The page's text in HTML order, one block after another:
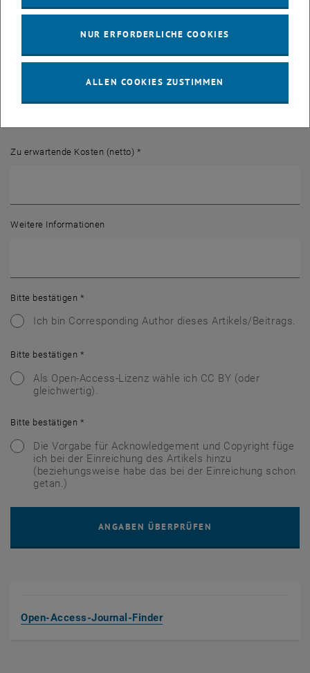
Zu erwartende Kosten (netto) *
Weitere Informationen
Bitte bestätigen *
Ich bin Corresponding Author dieses Artikels/Beitrags.
Bitte bestätigen *
Als Open-Access-Lizenz wähle ich CC BY (oder
gleichwertig).
Bitte bestätigen *
Die Vorgabe für Acknowledgement und Copyright füge
ich bei der Einreichung des Artikels hinzu
(beziehungsweise habe das bei der Einreichung schon
getan.)
Open-Access-Journal-Finder, öffnet eine externe URL in
NUR ERFORDERLICHE COOKIES
ALLEN COOKIES ZUSTIMMEN